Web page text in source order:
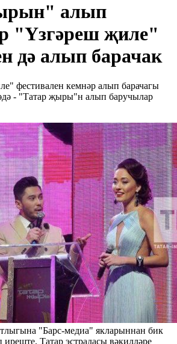
алып
"Үзгәреш җиле"
дә алып барачак
фестивален кемнәр алып барачагы
- "Татар җыры"н алып баручылар
"Барс-медиа" якларыннан бик
Татар эстрадасы вәкилләре